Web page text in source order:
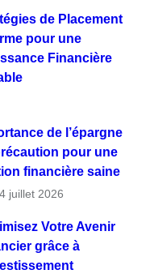
de Placement
pour une
Financière
de l’épargne
pour une
financière saine
juillet 2026
Votre Avenir
grâce à